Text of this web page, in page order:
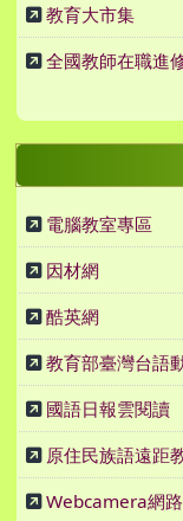
教育大市集
全國教師在職進
電腦教室專區
因材網
酷英網
教育部臺灣台語
國語日報雲閱讀
原住民族語遠距
Webcamera網